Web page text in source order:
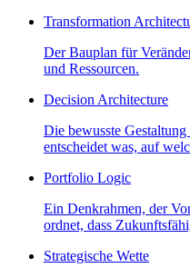
Transformation
Der Bauplan für
und Ressourcen.
Decision Architecture
Die bewusste
entscheidet was, auf
Portfolio Logic
Ein Denkrahmen, der
ordnet, dass
Strategische Wette